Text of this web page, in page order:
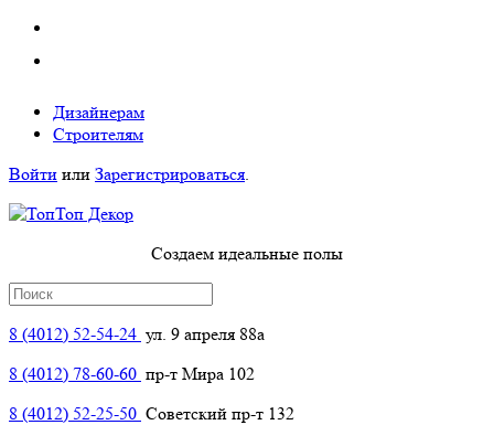
Дизайнерам
Строителям
Войти или Зарегистрироваться.
Создаем идеальные полы
8 (4012) 52-54-24 ул. 9 апреля 88а
8 (4012) 78-60-60 пр-т Мира 102
8 (4012) 52-25-50 Советский пр-т 132